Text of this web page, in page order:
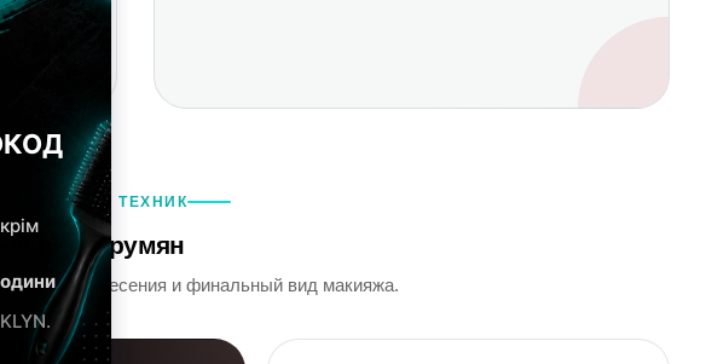
РАЗНЫХ ТЕХНИК
виды румян
способ нанесения и финальный вид макияжа.